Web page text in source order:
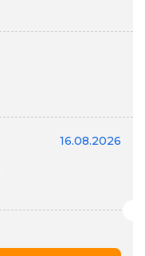
16.08.2026